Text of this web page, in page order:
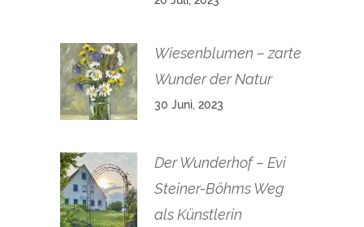
Wiesenblumen – zarte
Wunder der Natur
30 Juni, 2023
Der Wunderhof – Evi
Steiner-Böhms Weg
als Künstlerin